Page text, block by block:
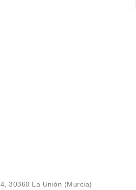
30360 La Unión (Murcia)